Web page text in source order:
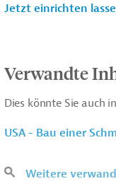
Jetzt einrichten
Verwandte
Dies könnte Sie auch
USA - Bau einer
Weitere